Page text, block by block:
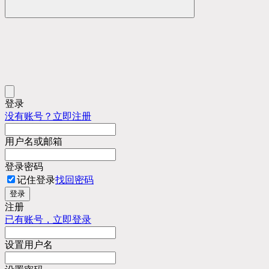
登录
没有账号？立即注册
用户名或邮箱
登录密码
记住登录找回密码
登录
注册
已有账号，立即登录
设置用户名